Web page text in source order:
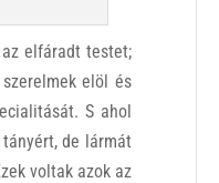
elfáradt testet;
elöl és
S ahol
de lármát
voltak azok az